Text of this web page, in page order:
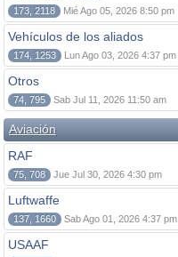
173, 2118 Mié Ago 05, 2026 8:50 pm
Vehículos de los aliados
174, 1253 Lun Ago 03, 2026 4:37 pm
Otros
74, 795 Sab Jul 11, 2026 11:50 am
Aviación
RAF
75, 708 Jue Jul 30, 2026 4:30 pm
Luftwaffe
137, 1660 Sab Ago 01, 2026 4:37 pm
USAAF